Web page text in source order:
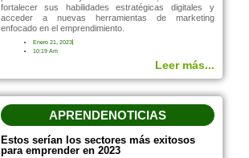
fortalecer sus habilidades estratégicas digitales y
acceder a nuevas herramientas de marketing
enfocado en el emprendimiento.
Enero 21, 2023
10:19 Am
Leer más...
APRENDENOTICIAS
Estos serían los sectores más exitosos
para emprender en 2023